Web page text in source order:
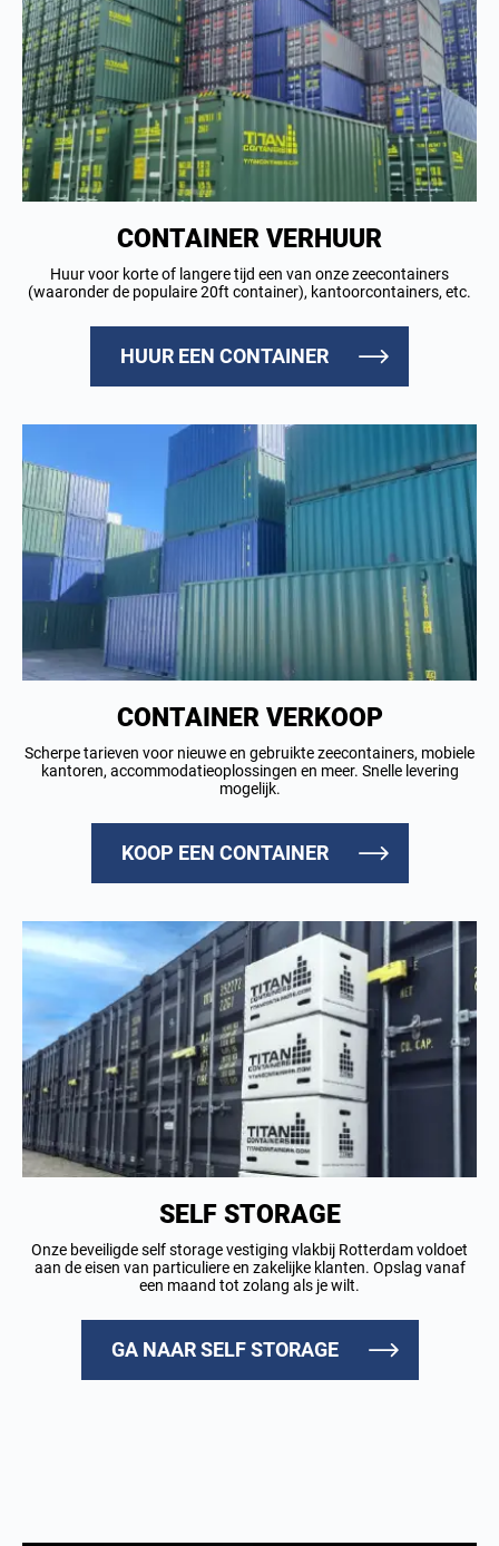
CONTAINER VERHUUR
Huur voor korte of langere tijd een van onze zeecontainers
(waaronder de populaire 20ft container), kantoorcontainers, etc.
HUUR EEN CONTAINER
CONTAINER VERKOOP
Scherpe tarieven voor nieuwe en gebruikte zeecontainers, mobiele
kantoren, accommodatieoplossingen en meer. Snelle levering
mogelijk.
KOOP EEN CONTAINER
SELF STORAGE
Onze beveiligde self storage vestiging vlakbij Rotterdam voldoet
aan de eisen van particuliere en zakelijke klanten. Opslag vanaf
een maand tot zolang als je wilt.
GA NAAR SELF STORAGE